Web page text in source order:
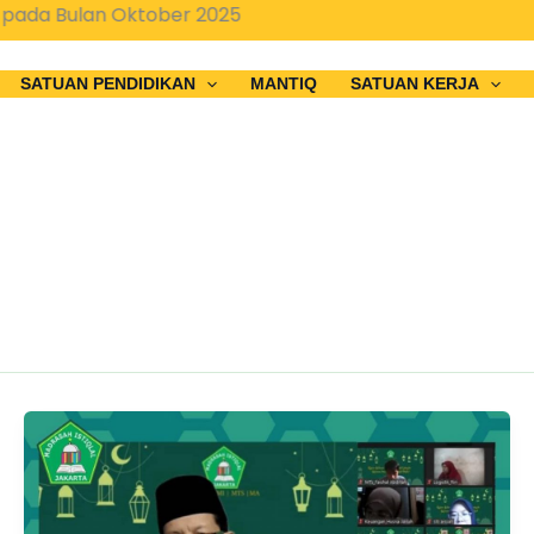
Bulan Oktober 2025
SATUAN PENDIDIKAN MANTIQ SATUAN KERJA